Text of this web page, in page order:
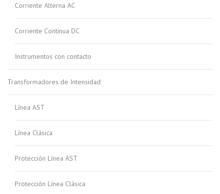
Corriente Alterna AC
Corriente Continua DC
Instrumentos con contacto
Transformadores de Intensidad
Línea AST
Línea Clásica
Protección Línea AST
Protección Línea Clásica